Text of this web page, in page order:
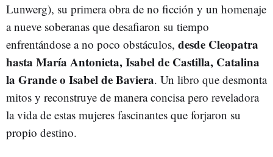
Lunwerg), su primera obra de no ficción y un homenaje
a nueve soberanas que desafiaron su tiempo
enfrentándose a no poco obstáculos, desde Cleopatra
hasta María Antonieta, Isabel de Castilla, Catalina
la Grande o Isabel de Baviera. Un libro que desmonta
mitos y reconstruye de manera concisa pero reveladora
la vida de estas mujeres fascinantes que forjaron su
propio destino.